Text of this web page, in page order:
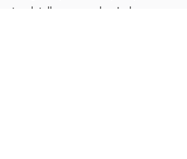
tus detalles personales. Incluye